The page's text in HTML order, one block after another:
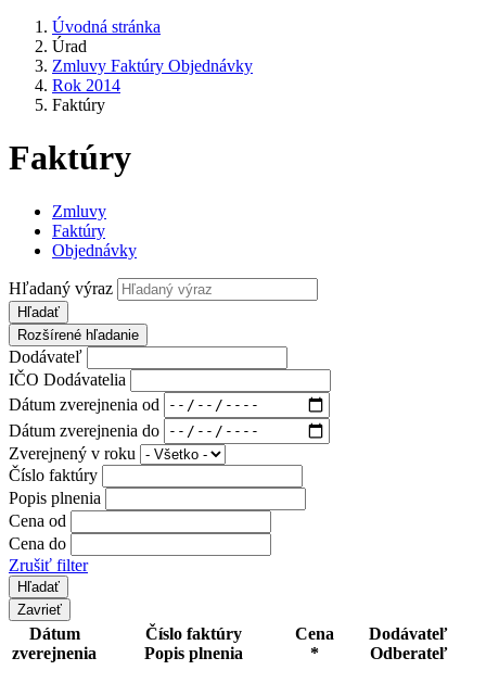
Úvodná stránka
Úrad
Zmluvy Faktúry Objednávky
Rok 2014
Faktúry
Faktúry
Zmluvy
Faktúry
Objednávky
Hľadaný výraz
Hľadať
Rozšírené hľadanie
Dodávateľ
IČO Dodávatelia
Dátum zverejnenia od
Dátum zverejnenia do
Zverejnený v roku
Číslo faktúry
Popis plnenia
Cena od
Cena do
Zrušiť filter
Zavrieť
Dátum
zverejnenia
Číslo faktúry
Popis plnenia
Cena
*
Dodávateľ
Odberateľ